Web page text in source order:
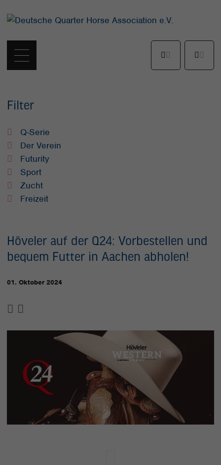
Filter
Q-Serie
Der Verein
Futurity
Sport
Zucht
Freizeit
Höveler auf der Q24: Vorbestellen und
bequem Futter in Aachen abholen!
01. Oktober 2024